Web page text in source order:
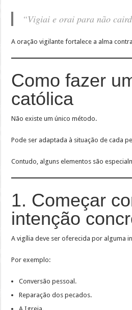
“Vigiai e orai para não
A oração vigilante fortalece a alma
Como fazer
católica
Não existe um único método.
Pode ser adaptada à situação de cada
Contudo, alguns elementos são
1. Começar
intenção
A vigília deve ser oferecida por alguma
Por exemplo:
Conversão pessoal.
Reparação dos pecados.